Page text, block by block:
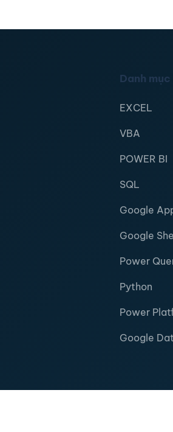
Danh
EXCEL
VBA
POWER BI
SQL
Google
Google
Power
Python
Power
Google